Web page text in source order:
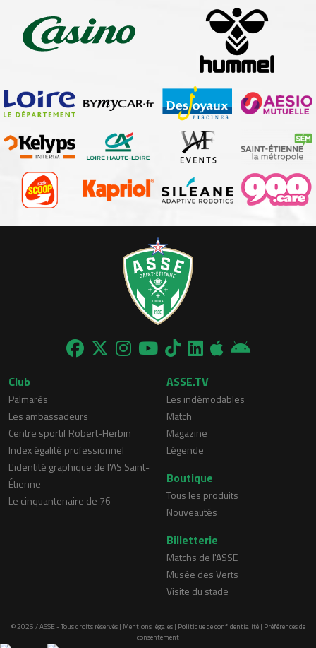
Club
Palmarès
Les ambassadeurs
Centre sportif Robert-Herbin
Index égalité professionnel
L'identité graphique de l'AS Saint-
Étienne
Le cinquantenaire de 76
ASSE.TV
Les indémodables
Match
Magazine
Légende
Boutique
Tous les produits
Nouveautés
Billetterie
Matchs de l'ASSE
Musée des Verts
Visite du stade
© 2026 / ASSE - Tous droits réservés | Mentions légales| Politique de confidentialité| Préférences de
consentement